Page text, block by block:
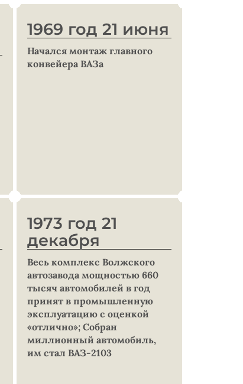
1969 год 21 июня
Начался монтаж главного
конвейера ВАЗа
1973 год 21
декабря
Весь комплекс Волжского
автозавода мощностью 660
тысяч автомобилей в год
принят в промышленную
эксплуатацию с оценкой
«отлично»; Собран
миллионный автомобиль,
им стал ВАЗ-2103